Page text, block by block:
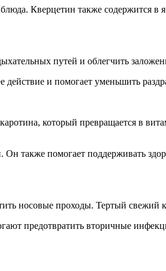
Кверцетин также содержится в
путей и облегчить
и помогает уменьшить
который превращается в
также помогает поддерживать
носовые проходы. Тертый
предотвратить вторичные